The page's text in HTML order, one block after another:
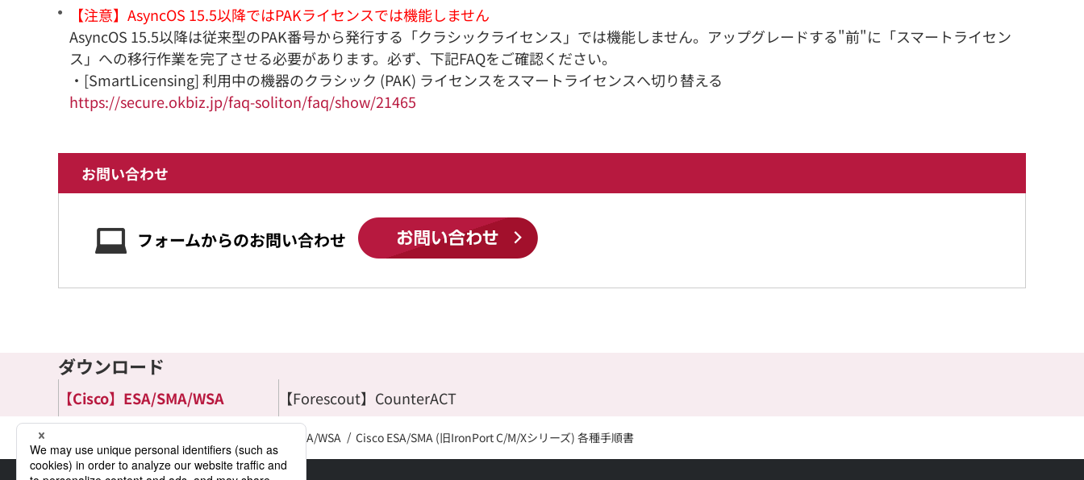
【注意】AsyncOS 15.5以降ではPAKライセンスでは機能しません
AsyncOS 15.5以降は従来型のPAK番号から発行する「クラシックライセンス」では機能しません。アップグレードする"前"に「スマートライセン
ス」への移行作業を完了させる必要があります。必ず、下記FAQをご確認ください。
・[SmartLicensing] 利用中の機器のクラシック (PAK) ライセンスをスマートライセンスへ切り替える
https://secure.okbiz.jp/faq-soliton/faq/show/21465
お問い合わせ
フォームからのお問い合わせ
ダウンロード
【Cisco】ESA/SMA/WSA 【Forescout】CounterACT
Cisco ESA/SMA/WSA Cisco ESA/SMA (旧IronPort C/M/Xシリーズ) 各種手順書